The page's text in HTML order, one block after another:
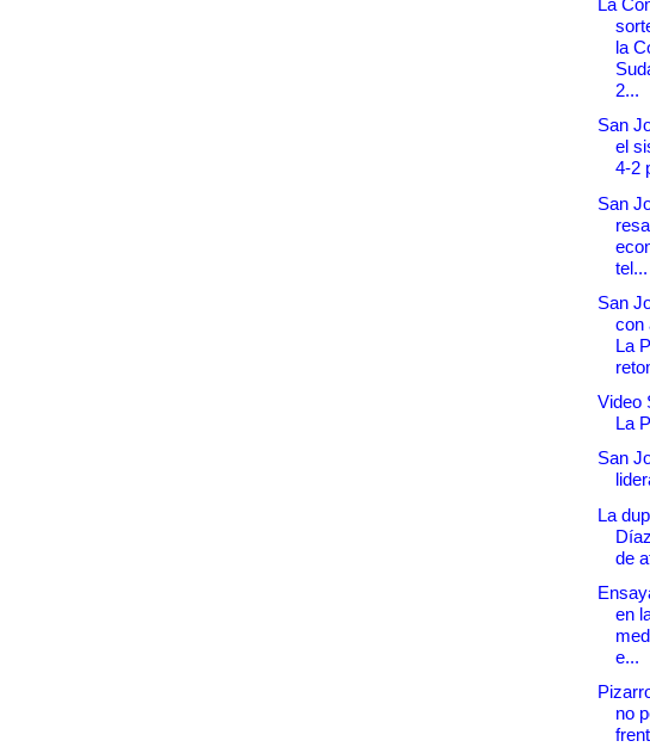
La
la
2...
San
el
4-2
San
tel...
San
con
La
Video
La
San
La
de
en
e...
no